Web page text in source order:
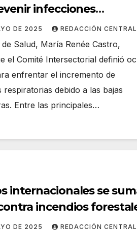
infecciones
en temporada de
DE 2025 REDACCIÓN CENTRAL
Salud, María Renée Castro,
el Comité Intersectorial definió
enfrentar el incremento de
respiratorias debido a las bajas
Entre las principales…
internacionales se
incendios
limitará chaqueos
DE 2025 REDACCIÓN CENTRAL